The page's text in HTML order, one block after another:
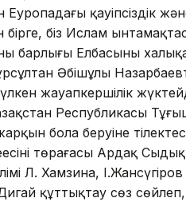
Еуропадағы қауіпсіздік
бірге, біз Ислам
барлығы Елбасының
Әбішұлы
жауапкершілік
Республикасы
бола беруіне
төрағасы Ардақ
Л. Хамзина,
құттықтау сөз